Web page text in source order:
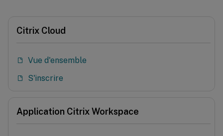
Citrix Cloud
Vue d'ensemble
S'inscrire
Application Citrix Workspace